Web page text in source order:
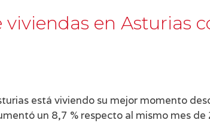
en Asturias
está viviendo su mejor momento
un 8,7 % respecto al mismo mes